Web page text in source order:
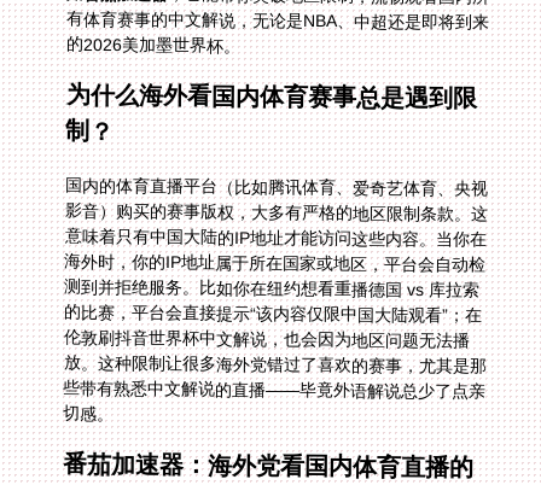
的2026美加墨世界杯。
为什么海外看国内体育赛事总是遇到限
制？
国内的体育直播平台（比如腾讯体育、爱奇艺体育、央视
影音）购买的赛事版权，大多有严格的地区限制条款。这
意味着只有中国大陆的IP地址才能访问这些内容。当你在
海外时，你的IP地址属于所在国家或地区，平台会自动检
测到并拒绝服务。比如你在纽约想看重播德国 vs 库拉索
的比赛，平台会直接提示“该内容仅限中国大陆观看”；在
伦敦刷抖音世界杯中文解说，也会因为地区问题无法播
放。这种限制让很多海外党错过了喜欢的赛事，尤其是那
些带有熟悉中文解说的直播——毕竟外语解说总少了点亲
切感。
番茄加速器：海外党看国内体育直播的